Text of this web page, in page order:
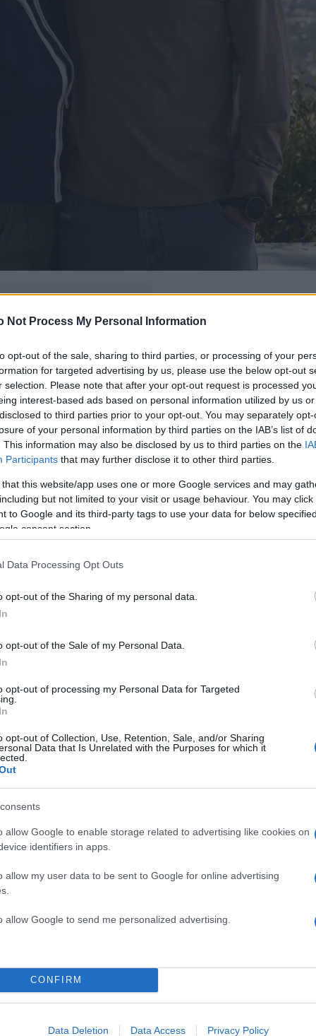
Not Process My Personal Information
opt-out of the sale, sharing to third parties, or processing of your
for targeted advertising by us, please use the below opt-out
selection. Please note that after your opt-out request is processed
interest-based ads based on personal information utilized by us
to third parties prior to your opt-out. You may separately
of your personal information by third parties on the IAB’s list of
This information may also be disclosed by us to third parties on the
Participants that may further disclose it to other third parties.
that this website/app uses one or more Google services and may
but not limited to your visit or usage behaviour. You may
to Google and its third-party tags to use your data for below
consent section.
Data Processing Opt Outs
opt-out of the Sharing of my personal data.
opt-out of the Sale of my Personal Data.
opt-out of processing my Personal Data for Targeted
opt-out of Collection, Use, Retention, Sale, and/or Sharing
Data that Is Unrelated with the Purposes for which it
allow Google to enable storage related to advertising like cookies on
identifiers in apps.
allow my user data to be sent to Google for online advertising
allow Google to send me personalized advertising.
CONFIRM
Data Deletion Data Access Privacy Policy
πιο συχνά
του,Μαρέβα
βράδυ του Μεγάλου
στην Ιερά Μονή
στα Χανιά, όπου και
για το Πάσχα.
Κυριακής του Πάσχα μια
στους Έλληνες
την ανάρτησή του για το
ποζάρει αγκαλιά με τη
γράφει στην
TOP